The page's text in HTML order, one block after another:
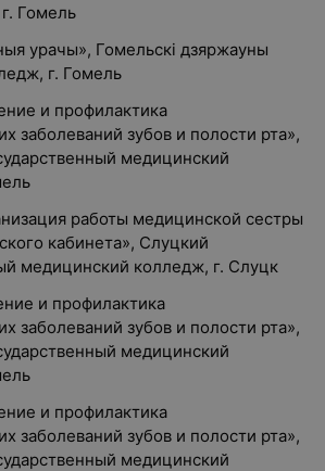
Гомель
урачы», Гомельскі дзяржауны
г. Гомель
и профилактика
заболеваний зубов и полости рта»,
медицинский
работы медицинской сестры
кабинета», Слуцкий
медицинский колледж, г. Слуцк
и профилактика
заболеваний зубов и полости рта»,
медицинский
и профилактика
заболеваний зубов и полости рта»,
медицинский